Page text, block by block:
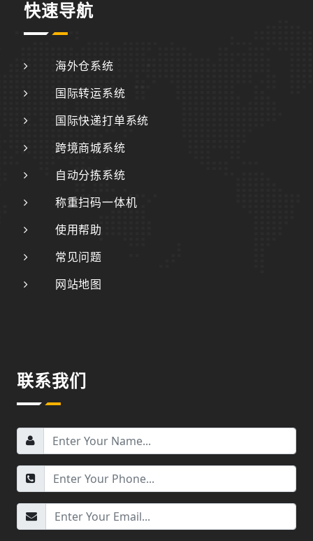
快速导航
海外仓系统
国际转运系统
国际快递打单系统
跨境商城系统
自动分拣系统
称重扫码一体机
使用帮助
常见问题
网站地图
联系我们